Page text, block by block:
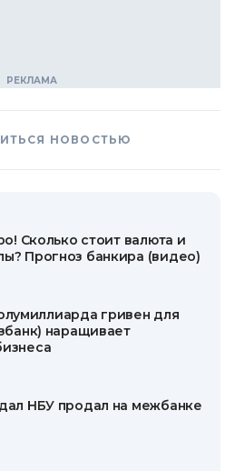
НОВОСТЬЮ
Сколько стоит валюта и
Прогноз банкира (видео)
гривен для
наращивает
НБУ продал на межбанке